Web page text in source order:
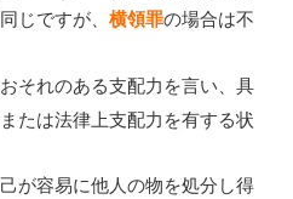
じですが、横領罪の場合は不
それのある支配力を言い、具
たは法律上支配力を有する状
が容易に他人の物を処分し得